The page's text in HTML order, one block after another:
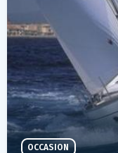
OCCASION